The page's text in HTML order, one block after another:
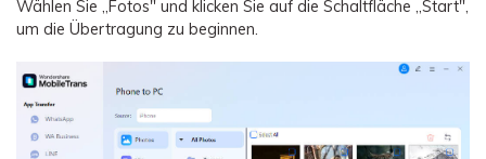
Wählen Sie „Fotos" und klicken Sie auf die Schaltfläche „Start",
um die Übertragung zu beginnen.